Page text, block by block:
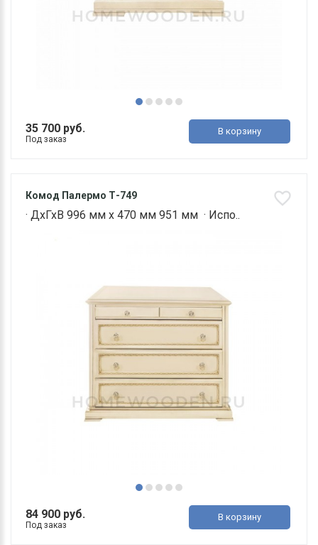
35 700 руб.
Под заказ
В корзину
Комод Палермо Т-749
· ДхГхВ 996 мм х 470 мм 951 мм · Испо..
84 900 руб.
Под заказ
В корзину